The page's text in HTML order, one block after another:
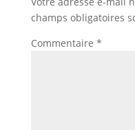
champs obligatoires
Commentaire *